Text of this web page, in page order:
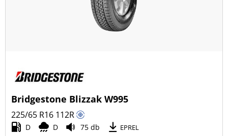
Bridgestone Blizzak W995
225/65 R16 112R
D D 75 db EPREL